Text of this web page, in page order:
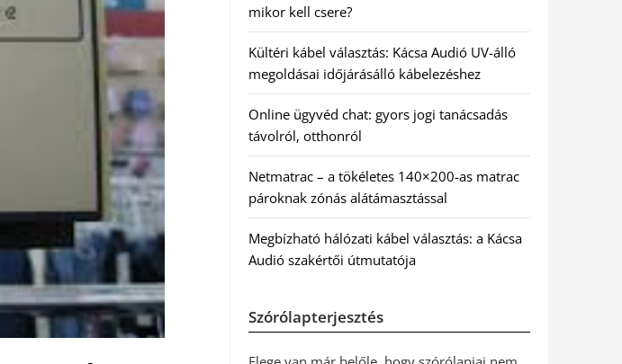
mikor kell csere?
Kültéri kábel választás: Kácsa Audió UV-álló
megoldásai időjárásálló kábelezéshez
Online ügyvéd chat: gyors jogi tanácsadás
távolról, otthonról
Netmatrac – a tökéletes 140×200-as matrac
pároknak zónás alátámasztással
Megbízható hálózati kábel választás: a Kácsa
Audió szakértői útmutatója
Szórólapterjesztés